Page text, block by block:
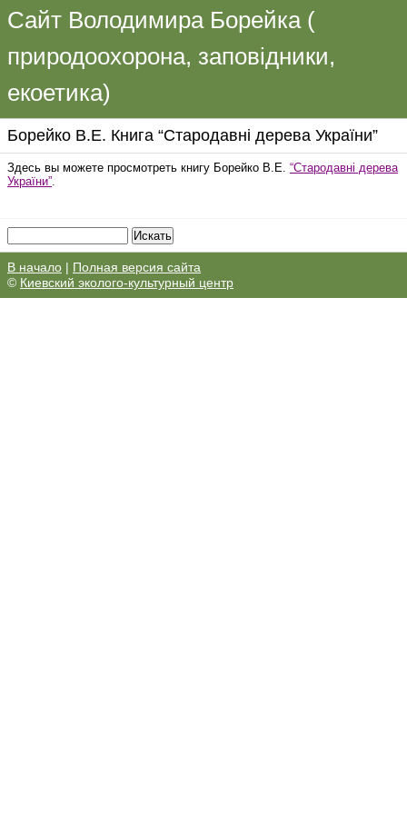
Сайт Володимира Борейка (
природоохорона, заповідники,
екоетика)
Борейко В.Е. Книга “Стародавні дерева України”
Здесь вы можете просмотреть книгу Борейко В.Е. “Стародавні дерева
України”.
В начало | Полная версия сайта
© Киевский эколого-культурный центр